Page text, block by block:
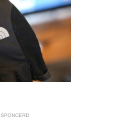
SPONCERD